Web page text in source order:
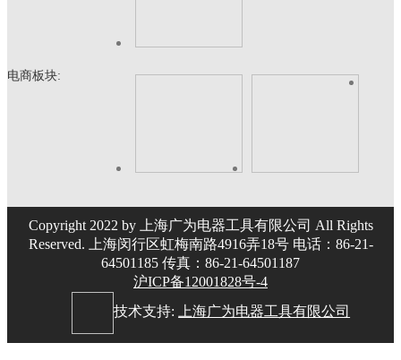
电商板块:
Copyright 2022 by 上海广为电器工具有限公司 All Rights
Reserved. 上海闵行区虹梅南路4916弄18号 电话：86-21-
64501185 传真：86-21-64501187
沪ICP备12001828号-4
技术支持:
上海广为电器工具有限公司